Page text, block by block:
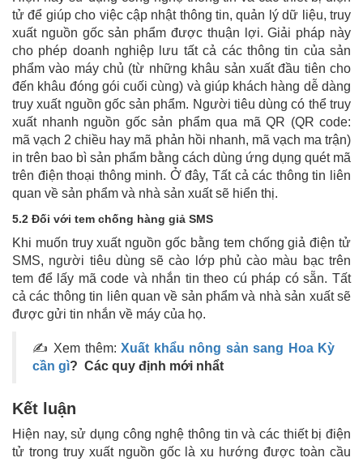
tử để giúp cho việc cập nhật thông tin, quản lý dữ liệu, truy
xuất nguồn gốc sản phẩm được thuận lợi. Giải pháp này
cho phép doanh nghiệp lưu tất cả các thông tin của sản
phẩm vào máy chủ (từ những khâu sản xuất đầu tiên cho
đến khâu đóng gói cuối cùng) và giúp khách hàng dễ dàng
truy xuất nguồn gốc sản phẩm. Người tiêu dùng có thể truy
xuất nhanh nguồn gốc sản phẩm qua mã QR (QR code:
mã vạch 2 chiều hay mã phản hồi nhanh, mã vạch ma trận)
in trên bao bì sản phẩm bằng cách dùng ứng dụng quét mã
trên điện thoại thông minh. Ở đây, Tất cả các thông tin liên
quan về sản phẩm và nhà sản xuất sẽ hiển thị.
5.2 Đối với tem chống hàng giả SMS
Khi muốn truy xuất nguồn gốc bằng tem chống giả điện tử
SMS, người tiêu dùng sẽ cào lớp phủ cào màu bạc trên
tem để lấy mã code và nhắn tin theo cú pháp có sẵn. Tất
cả các thông tin liên quan về sản phẩm và nhà sản xuất sẽ
được gửi tin nhắn về máy của họ.
✍ Xem thêm: Xuất khẩu nông sản sang Hoa Kỳ
cần gì? Các quy định mới nhẩt
Kết luận
Hiện nay, sử dụng công nghệ thông tin và các thiết bị điện
tử trong truy xuất nguồn gốc là xu hướng được toàn cầu